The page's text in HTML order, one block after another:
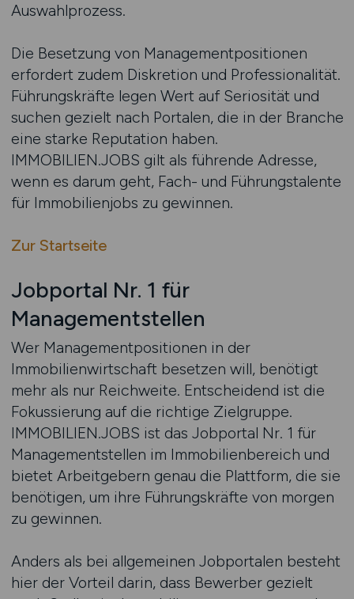
Auswahlprozess.
Die Besetzung von Managementpositionen
erfordert zudem Diskretion und Professionalität.
Führungskräfte legen Wert auf Seriosität und
suchen gezielt nach Portalen, die in der Branche
eine starke Reputation haben.
IMMOBILIEN.JOBS gilt als führende Adresse,
wenn es darum geht, Fach- und Führungstalente
für Immobilienjobs zu gewinnen.
Zur Startseite
Jobportal Nr. 1 für
Managementstellen
Wer Managementpositionen in der
Immobilienwirtschaft besetzen will, benötigt
mehr als nur Reichweite. Entscheidend ist die
Fokussierung auf die richtige Zielgruppe.
IMMOBILIEN.JOBS ist das Jobportal Nr. 1 für
Managementstellen im Immobilienbereich und
bietet Arbeitgebern genau die Plattform, die sie
benötigen, um ihre Führungskräfte von morgen
zu gewinnen.
Anders als bei allgemeinen Jobportalen besteht
hier der Vorteil darin, dass Bewerber gezielt